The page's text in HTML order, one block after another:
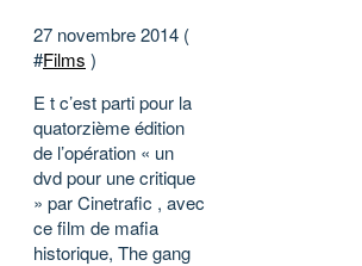
27 novembre 2014 (
#Films )
E t c’est parti pour la
quatorzième édition
de l’opération « un
dvd pour une critique
» par Cinetrafic , avec
ce film de mafia
historique, The gang